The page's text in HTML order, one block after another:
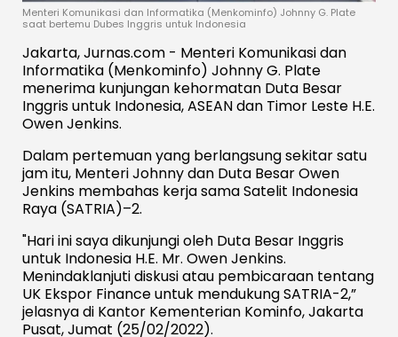
Menteri Komunikasi dan Informatika (Menkominfo) Johnny G. Plate
saat bertemu Dubes Inggris untuk Indonesia
Jakarta, Jurnas.com - Menteri Komunikasi dan
Informatika (Menkominfo) Johnny G. Plate
menerima kunjungan kehormatan Duta Besar
Inggris untuk Indonesia, ASEAN dan Timor Leste H.E.
Owen Jenkins.
Dalam pertemuan yang berlangsung sekitar satu
jam itu, Menteri Johnny dan Duta Besar Owen
Jenkins membahas kerja sama Satelit Indonesia
Raya (SATRIA)–2.
"Hari ini saya dikunjungi oleh Duta Besar Inggris
untuk Indonesia H.E. Mr. Owen Jenkins.
Menindaklanjuti diskusi atau pembicaraan tentang
UK Ekspor Finance untuk mendukung SATRIA-2,”
jelasnya di Kantor Kementerian Kominfo, Jakarta
Pusat, Jumat (25/02/2022).